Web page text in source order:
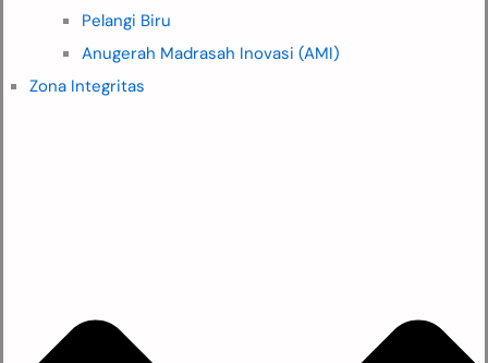
Pelangi Biru
Anugerah Madrasah Inovasi (AMI)
Zona Integritas